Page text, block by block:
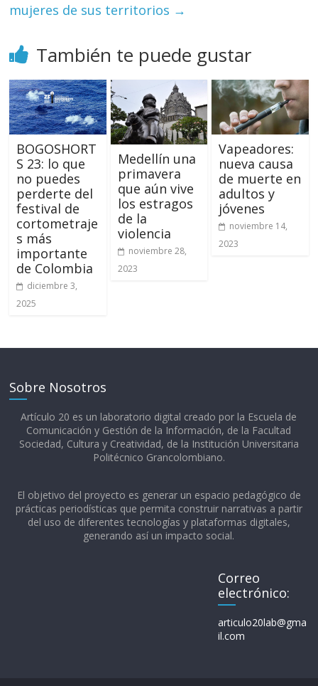
mujeres de sus territorios →
También te puede gustar
BOGOSHORT
S 23: lo que
no puedes
perderte del
festival de
cortometraje
s más
importante
de Colombia
diciembre 3,
2025
Medellín una
primavera
que aún vive
los estragos
de la
violencia
noviembre 28,
2023
Vapeadores:
nueva causa
de muerte en
adultos y
jóvenes
noviembre 14,
2023
Sobre Nosotros
Artículo 20 es un laboratorio digital creado por la Escuela de
Comunicación y Gestión de la Información, de la Facultad
Sociedad, Cultura y Creatividad, de la Institución Universitaria
Politécnico Grancolombiano.​
El objetivo del proyecto es generar un espacio pedagógico de
prácticas periodísticas que permita construir narrativas a partir
del uso de diferentes tecnologías y plataformas digitales,
generando así un impacto social.
Correo
electrónico:
articulo20lab@gma
il.com